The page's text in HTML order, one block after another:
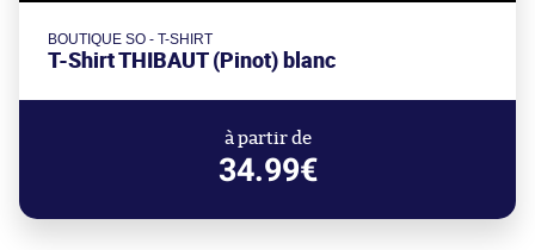
BOUTIQUE SO - T-SHIRT
T-Shirt THIBAUT (Pinot) blanc
à partir de
34.99€